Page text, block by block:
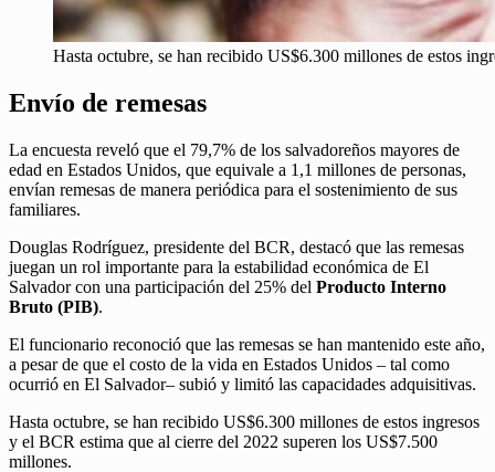
Hasta octubre, se han recibido US$6.300 millones de estos
Envío de remesas
La encuesta reveló que el 79,7% de los salvadoreños mayores de
edad en Estados Unidos, que equivale a 1,1 millones de personas,
envían remesas de manera periódica para el sostenimiento de sus
familiares.
Douglas Rodríguez, presidente del BCR, destacó que las remesas
juegan un rol importante para la estabilidad económica de El
Salvador con una participación del 25% del Producto Interno
Bruto (PIB).
El funcionario reconoció que las remesas se han mantenido este año,
a pesar de que el costo de la vida en Estados Unidos – tal como
ocurrió en El Salvador– subió y limitó las capacidades adquisitivas.
Hasta octubre, se han recibido US$6.300 millones de estos ingresos
y el BCR estima que al cierre del 2022 superen los US$7.500
millones.